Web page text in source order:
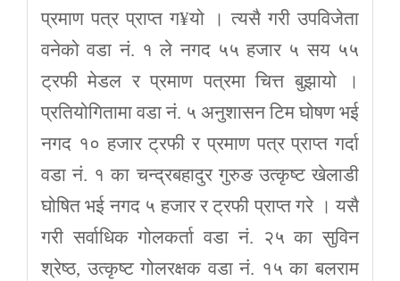
प्रमाण पत्र प्राप्त ग¥यो । त्यसै गरी उपविजेता
वनेको वडा नं. १ ले नगद ५५ हजार ५ सय ५५
ट्रफी मेडल र प्रमाण पत्रमा चित्त बुझायो ।
प्रतियोगितामा वडा नं. ५ अनुशासन टिम घोषण भई
नगद १० हजार ट्रफी र प्रमाण पत्र प्राप्त गर्दा
वडा नं. १ का चन्द्रबहादुर गुरुङ उत्कृष्ट खेलाडी
घोषित भई नगद ५ हजार र ट्रफी प्राप्त गरे । यसै
गरी सर्वाधिक गोलकर्ता वडा नं. २५ का सुविन
श्रेष्ठ, उत्कृष्ट गोलरक्षक वडा नं. १५ का बलराम